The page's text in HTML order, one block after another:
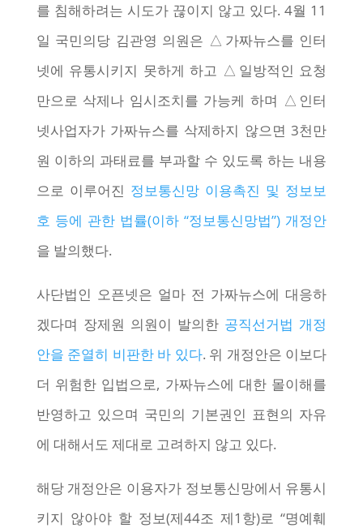
를 침해하려는 시도가 끊이지 않고 있다. 4월 11
일 국민의당 김관영 의원은 △가짜뉴스를 인터
넷에 유통시키지 못하게 하고 △일방적인 요청
만으로 삭제나 임시조치를 가능케 하며 △인터
넷사업자가 가짜뉴스를 삭제하지 않으면 3천만
원 이하의 과태료를 부과할 수 있도록 하는 내용
으로 이루어진 정보통신망 이용촉진 및 정보보
호 등에 관한 법률(이하 “정보통신망법”) 개정안
을 발의했다.
사단법인 오픈넷은 얼마 전 가짜뉴스에 대응하
겠다며 장제원 의원이 발의한 공직선거법 개정
안을 준열히 비판한 바 있다. 위 개정안은 이보다
더 위험한 입법으로, 가짜뉴스에 대한 몰이해를
반영하고 있으며 국민의 기본권인 표현의 자유
에 대해서도 제대로 고려하지 않고 있다.
해당 개정안은 이용자가 정보통신망에서 유통시
키지 않아야 할 정보(제44조 제1항)로 “명예훼